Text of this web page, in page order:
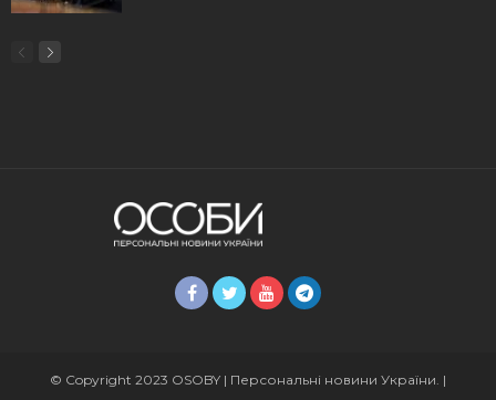
© Copyright 2023 OSOBY | Персональні новини України. |